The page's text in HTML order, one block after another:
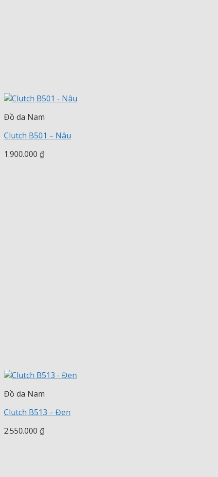
Đồ da Nam
Clutch B501 – Nâu
1.900.000 ₫
Đồ da Nam
Clutch B513 – Đen
2.550.000 ₫